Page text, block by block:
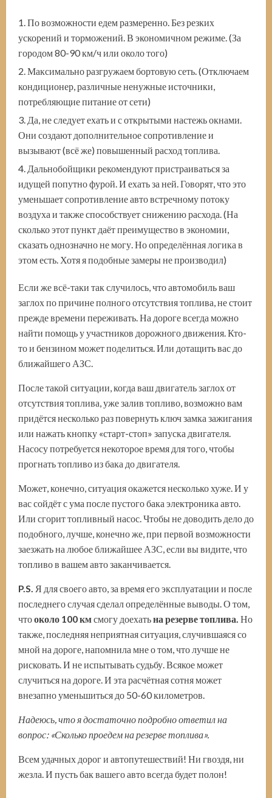
По возможности едем размеренно. Без резких
ускорений и торможений. В экономичном режиме. (За
городом 80-90 км/ч или около того)
Максимально разгружаем бортовую сеть. (Отключаем
кондиционер, различные ненужные источники,
потребляющие питание от сети)
Да, не следует ехать и с открытыми настежь окнами.
Они создают дополнительное сопротивление и
вызывают (всё же) повышенный расход топлива.
Дальнобойщики рекомендуют пристраиваться за
идущей попутно фурой. И ехать за ней. Говорят, что это
уменьшает сопротивление авто встречному потоку
воздуха и также способствует снижению расхода. (На
сколько этот пункт даёт преимущество в экономии,
сказать однозначно не могу. Но определённая логика в
этом есть. Хотя я подобные замеры не производил)
Если же всё-таки так случилось, что автомобиль ваш
заглох по причине полного отсутствия топлива, не стоит
прежде времени переживать. На дороге всегда можно
найти помощь у участников дорожного движения. Кто-
то и бензином может поделиться. Или дотащить вас до
ближайшего АЗС.
После такой ситуации, когда ваш двигатель заглох от
отсутствия топлива, уже залив топливо, возможно вам
придётся несколько раз повернуть ключ замка зажигания
или нажать кнопку «старт-стоп» запуска двигателя.
Насосу потребуется некоторое время для того, чтобы
прогнать топливо из бака до двигателя.
Может, конечно, ситуация окажется несколько хуже. И у
вас сойдёт с ума после пустого бака электроника авто.
Или сгорит топливный насос. Чтобы не доводить дело до
подобного, лучше, конечно же, при первой возможности
заезжать на любое ближайшее АЗС, если вы видите, что
топливо в вашем авто заканчивается.
P.S. Я для своего авто, за время его эксплуатации и после
последнего случая сделал определённые выводы. О том,
чтооколо 100 кмсмогу доехатьна резерве топлива. Но
также, последняя неприятная ситуация, случившаяся со
мной на дороге, напомнила мне о том, что лучше не
рисковать. И не испытывать судьбу. Всякое может
случиться на дороге. И эта расчётная сотня может
внезапно уменьшиться до 50-60 километров.
Надеюсь, что я достаточно подробно ответил на
вопрос: «Сколько проедем на резерве топлива».
Всем удачных дорог и автопутешествий! Ни гвоздя, ни
жезла. И пусть бак вашего авто всегда будет полон!